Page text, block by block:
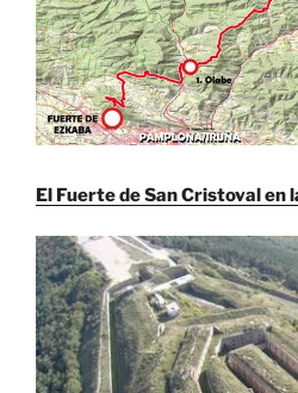
El Fuerte de San Cristoval en